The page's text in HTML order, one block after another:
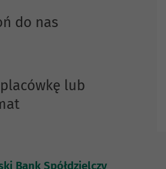
do nas
lub
Bank Spółdzielczy